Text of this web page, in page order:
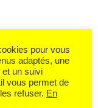
pour vous
adaptés, une
et un suivi
vous permet de
refuser. En